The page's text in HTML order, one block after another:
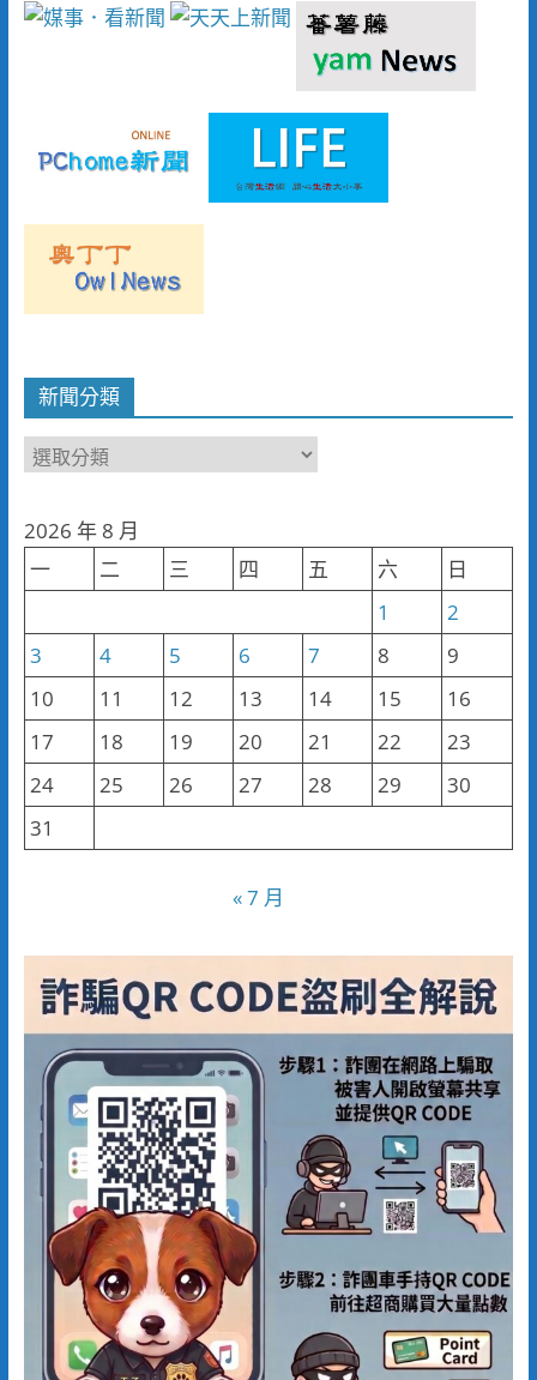
新聞分類
新
類
2026 年 8 月
一
二 三 四 五 六
日
1
2
3
4 5 6 7 8
9
10
11 12 13 14 15
16
17
18 19 20 21 22
23
24
25 26 27 28 29
30
31
« 7 月